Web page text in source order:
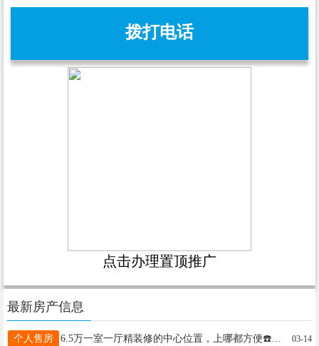
拨打电话
点击办理置顶推广
最新房产信息
个人售房 6.5万一室一厅精装修的中心位置，上哪都方便☎️18746526850 03-14